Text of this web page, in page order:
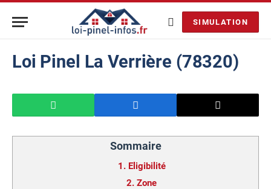
SIMULATION
Loi Pinel La Verrière (78320)
Sommaire
1. Eligibilité
2. Zone